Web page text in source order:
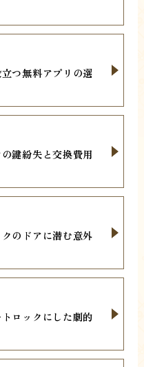
つ無料アプリの選
鍵紛失と交換費用
のドアに潜む意外
ロックにした劇的